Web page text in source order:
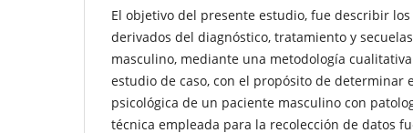
El objetivo del presente estudio, fue describir los
derivados del diagnóstico, tratamiento y
masculino, mediante una metodología
estudio de caso, con el propósito de determinar
psicológica de un paciente masculino con
técnica empleada para la recolección de datos